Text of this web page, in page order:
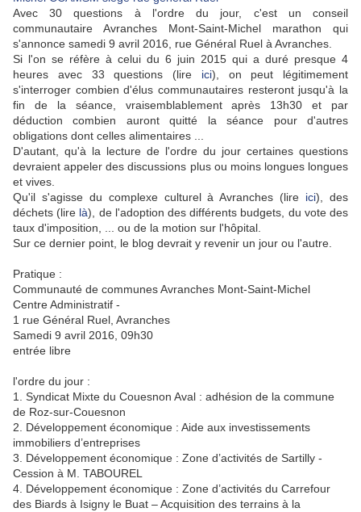
Avec 30 questions à l'ordre du jour, c'est un conseil
communautaire Avranches Mont-Saint-Michel marathon qui
s'annonce samedi 9 avril 2016, rue Général Ruel à Avranches.
Si l'on se réfère à celui du 6 juin 2015 qui a duré presque 4
heures avec 33 questions (lire ici), on peut légitimement
s'interroger combien d'élus communautaires resteront jusqu'à la
fin de la séance, vraisemblablement après 13h30 et par
déduction combien auront quitté la séance pour d'autres
obligations dont celles alimentaires ...
D'autant, qu'à la lecture de l'ordre du jour certaines questions
devraient appeler des discussions plus ou moins longues longues
et vives.
Qu'il s'agisse du complexe culturel à Avranches (lire ici), des
déchets (lire là), de l'adoption des différents budgets, du vote des
taux d'imposition, ... ou de la motion sur l'hôpital.
Sur ce dernier point, le blog devrait y revenir un jour ou l'autre.
Pratique :
Communauté de communes Avranches Mont-Saint-Michel
Centre Administratif -
1 rue Général Ruel, Avranches
Samedi 9 avril 2016, 09h30
entrée libre
l'ordre du jour :
1. Syndicat Mixte du Couesnon Aval : adhésion de la commune
de Roz-sur-Couesnon
2. Développement économique : Aide aux investissements
immobiliers d’entreprises
3. Développement économique : Zone d’activités de Sartilly -
Cession à M. TABOUREL
4. Développement économique : Zone d’activités du Carrefour
des Biards à Isigny le Buat – Acquisition des terrains à la